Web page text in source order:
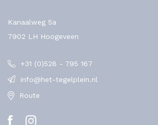
Kanaalweg 5a
7902 LH Hoogeveen
+31 (0)528 - 795 167
info@het-tegelplein.nl
Route